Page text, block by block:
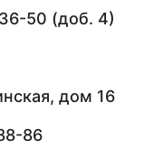
50 (доб. 4)
дом 16
86